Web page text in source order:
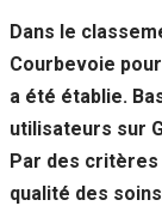
Dans le
Courbevoie
a été établie.
utilisateurs sur
Par des
qualité des
aussi bien que
possible lors
de votre visite.
Si vous
refusez ces
cookies,
fonctionnalités